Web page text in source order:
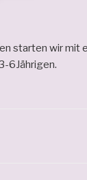
starten wir mit
6Jährigen.